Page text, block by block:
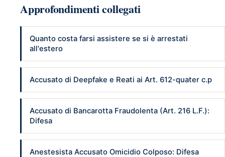
Approfondimenti collegati
Quanto costa farsi assistere se si è arrestati
all'estero
Accusato di Deepfake e Reati ai Art. 612-quater c.p
Accusato di Bancarotta Fraudolenta (Art. 216 L.F.):
Difesa
Anestesista Accusato Omicidio Colposo: Difesa